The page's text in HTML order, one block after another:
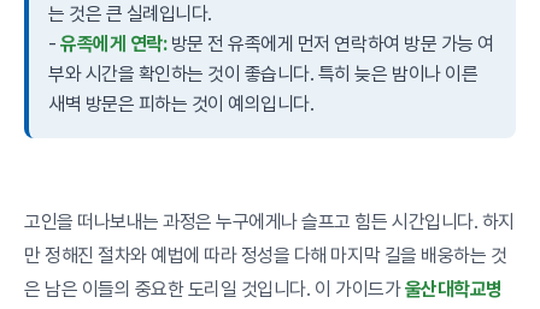
는 것은 큰 실례입니다.
-유족에게 연락:방문 전 유족에게 먼저 연락하여 방문 가능 여
부와 시간을 확인하는 것이 좋습니다. 특히 늦은 밤이나 이른
새벽 방문은 피하는 것이 예의입니다.
고인을 떠나보내는 과정은 누구에게나 슬프고 힘든 시간입니다. 하지
만 정해진 절차와 예법에 따라 정성을 다해 마지막 길을 배웅하는 것
은 남은 이들의 중요한 도리일 것입니다. 이 가이드가울산대학교병